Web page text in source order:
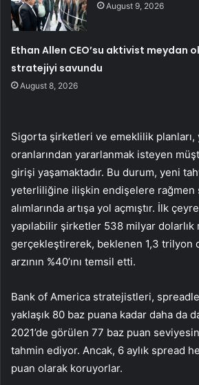
August 9, 2026
Ethan Allen CEO’su aktivist meydan
stratejiyi savundu
August 8, 2026
Sigorta şirketleri ve emeklilik planları,
oranlarından yararlanmak isteyen
girişi yaşamaktadır. Bu durum, yeni
yeterliliğine ilişkin endişelere rağmen
alımlarında artışa yol açmıştır. İlk
yapılabilir şirketler 538 milyar dolarlık
gerçekleştirerek, beklenen 1,3 trilyon
arzının %40’ını temsil etti.
Bank of America stratejistleri,
yaklaşık 80 baz puana kadar daha da
2021’de görülen 77 baz puan
tahmin ediyor. Ancak, 6 aylık spread
puan olarak koruyorlar.